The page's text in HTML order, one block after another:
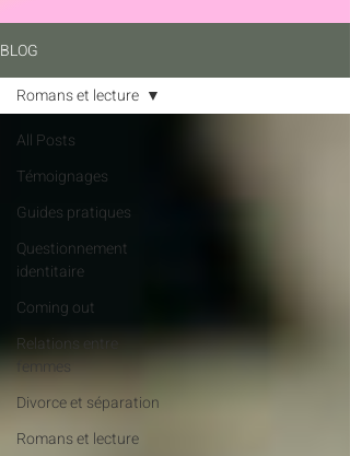
BLOG
All Posts
Témoignages
Guides pratiques
Questionnement
identitaire
Coming out
Relations entre
femmes
Divorce et séparation
Romans et lecture
Romans et lecture